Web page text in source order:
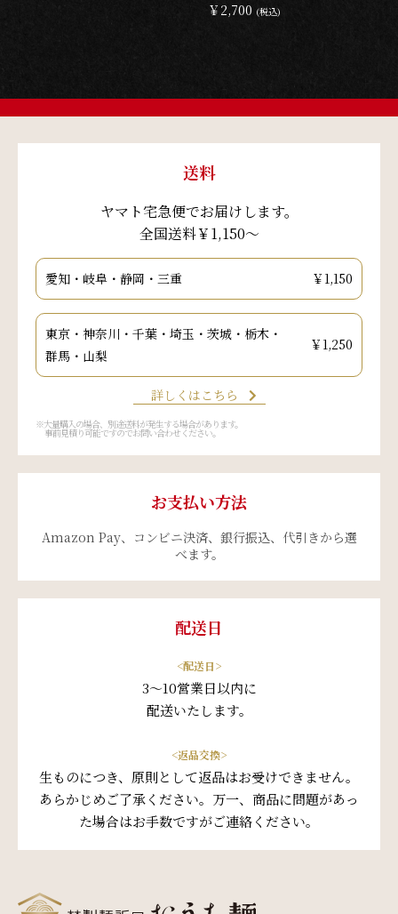
お買い物を続ける カートへ進む
￥2,700 (税込)
送料
ヤマト宅急便でお届けします。
全国送料￥1,150～
愛知・岐阜・静岡・三重 ￥1,150
東京・神奈川・千葉・埼玉・茨城・栃木・
群馬・山梨
￥1,250
詳しくはこちら
※大量購入の場合、別途送料が発生する場合があります。
事前見積り可能ですのでお問い合わせください。
お支払い方法
Amazon Pay、コンビニ決済、銀行振込、代引きから選
べます。
配送日
<配送日>
3～10営業日以内に
配送いたします。
<返品交換>
生ものにつき、原則として返品はお受けできません。
あらかじめご了承ください。万一、商品に問題があっ
た場合はお手数ですがご連絡ください。